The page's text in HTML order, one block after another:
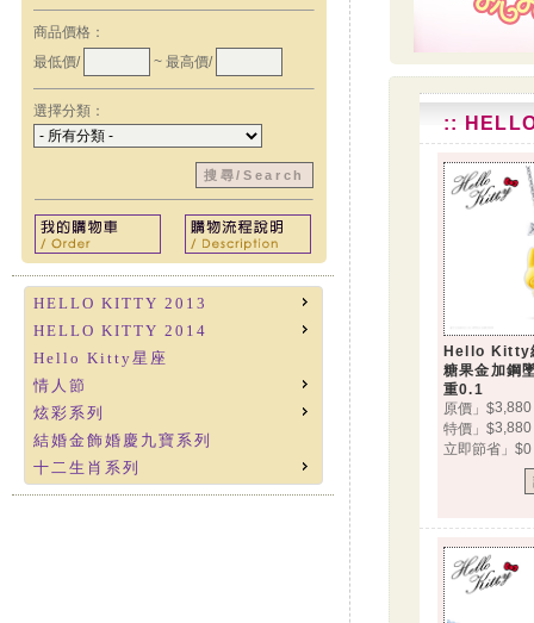
::
Hello Kitty
糖果金加鋼
重0.1
原價」$3,880
特價」$3,880
立即節省」$0
商品價格：
最低價/
~ 最高價/
選擇分類：
HELLO KITTY 2013
HELLO KITTY 2014
Hello Kitty星座
情人節
炫彩系列
結婚金飾婚慶九寶系列
十二生肖系列